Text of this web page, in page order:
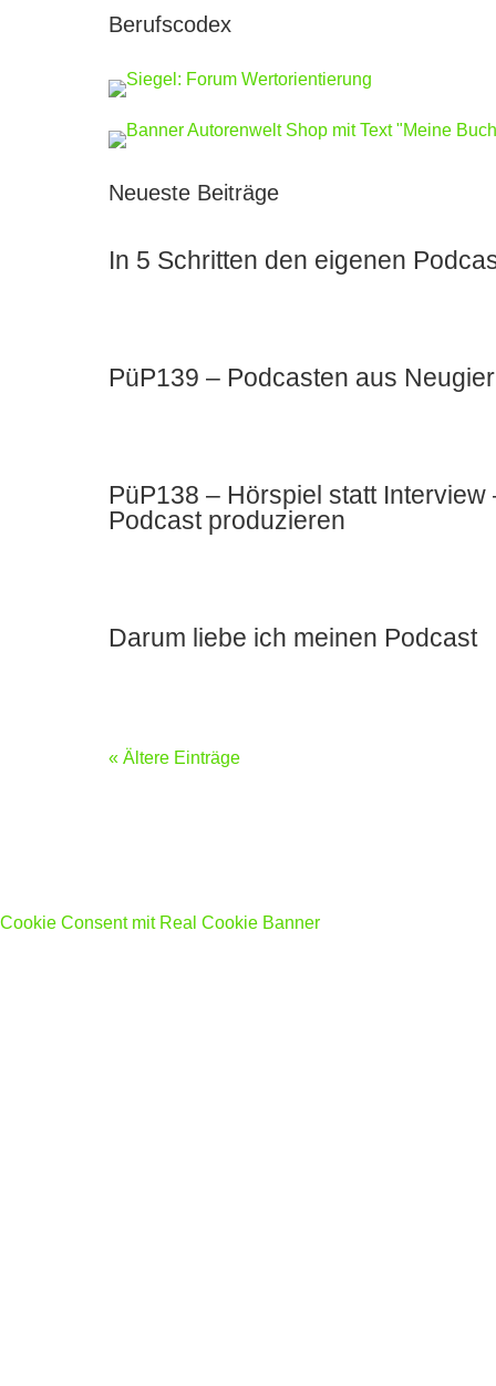
Berufscodex
Neueste Beiträge
In 5 Schritten den eigenen
PüP139 – Podcasten aus
PüP138 – Hörspiel statt
Podcast produzieren
Darum liebe ich meinen Podcast
« Ältere Einträge
Cookie Consent mit Real Cookie Banner